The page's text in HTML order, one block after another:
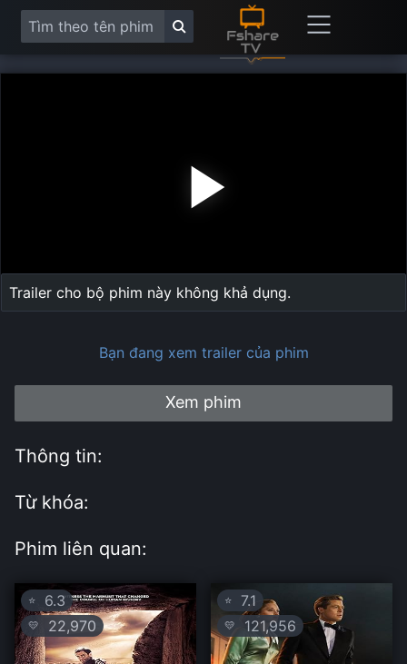
Trailer cho bộ phim này không khả dụng.
Bạn đang xem trailer của phim
Xem phim
Thông tin:
Từ khóa:
Phim liên quan:
⭐ 6.3
💛 22,970
⭐ 7.1
💛 121,956